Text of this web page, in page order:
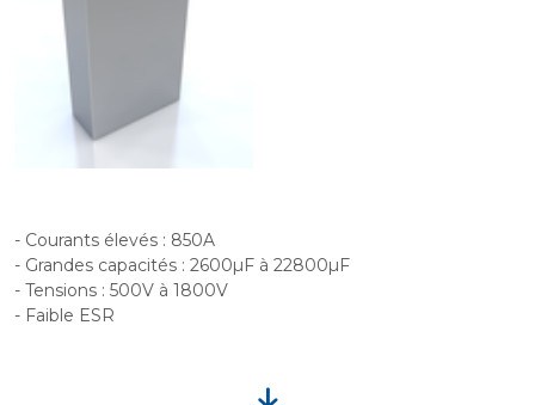
- Courants élevés : 850A
- Grandes capacités : 2600µF à 22800µF
- Tensions : 500V à 1800V
- Faible ESR